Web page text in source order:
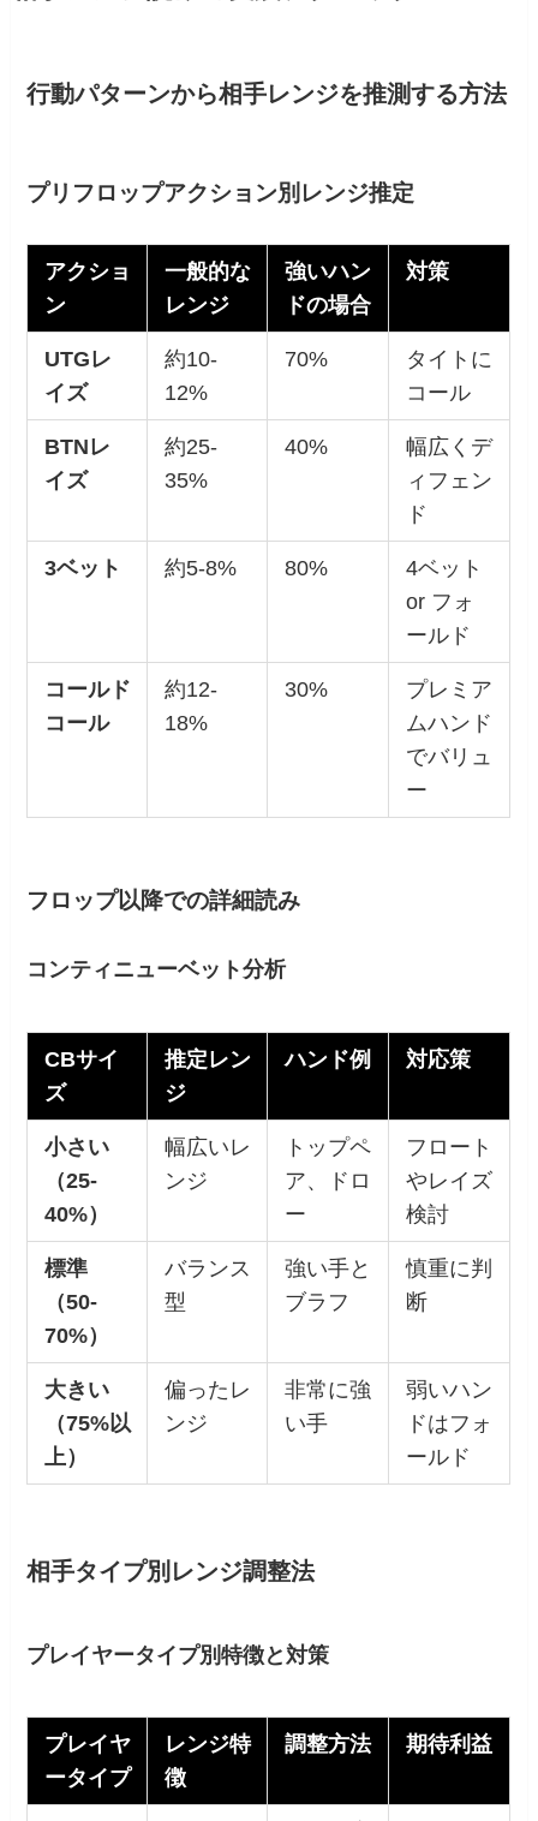
行動パターンから相手レンジを推測する方法
プリフロップアクション別レンジ推定
アクショ
ン
一般的な
レンジ
強いハン
ドの場合
対策
UTGレ
イズ
約10-
12%
70%
タイトに
コール
BTNレ
イズ
約25-
35%
40%
幅広くデ
ィフェン
ド
3ベット 約5-8% 80%
4ベット
or フォ
ールド
コールド
コール
約12-
18%
30%
プレミア
ムハンド
でバリュ
ー
フロップ以降での詳細読み
コンティニューベット分析
CBサイ
ズ
推定レン
ジ
ハンド例 対応策
小さい
（25-
40%）
幅広いレ
ンジ
トップペ
ア、ドロ
ー
フロート
やレイズ
検討
標準
（50-
70%）
バランス
型
強い手と
ブラフ
慎重に判
断
大きい
（75%以
上）
偏ったレ
ンジ
非常に強
い手
弱いハン
ドはフォ
ールド
相手タイプ別レンジ調整法
プレイヤータイプ別特徴と対策
プレイヤ
ータイプ
レンジ特
徴
調整方法 期待利益